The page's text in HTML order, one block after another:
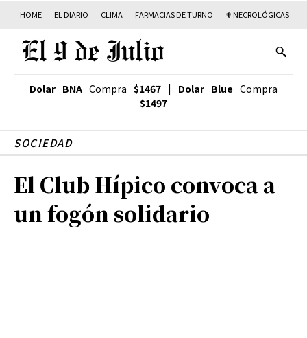
HOME EL DIARIO CLIMA FARMACIAS DE TURNO ✟ NECROLÓGICAS
Dolar BNA Compra $1467 | Dolar Blue Compra
$1497
SOCIEDAD
El Club Hípico convoca a
un fogón solidario